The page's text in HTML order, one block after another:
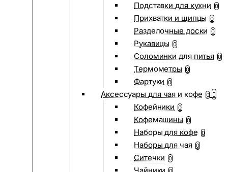
Подставки для кухни 0
Прихватки и щипцы 0
Разделочные доски 0
Рукавицы 0
Соломинки для питья 0
Термометры 0
Фартуки 0
Аксессуары для чая и кофе 0
Кофейники 0
Кофемашины 0
Наборы для кофе 0
Наборы для чая 0
Ситечки 0